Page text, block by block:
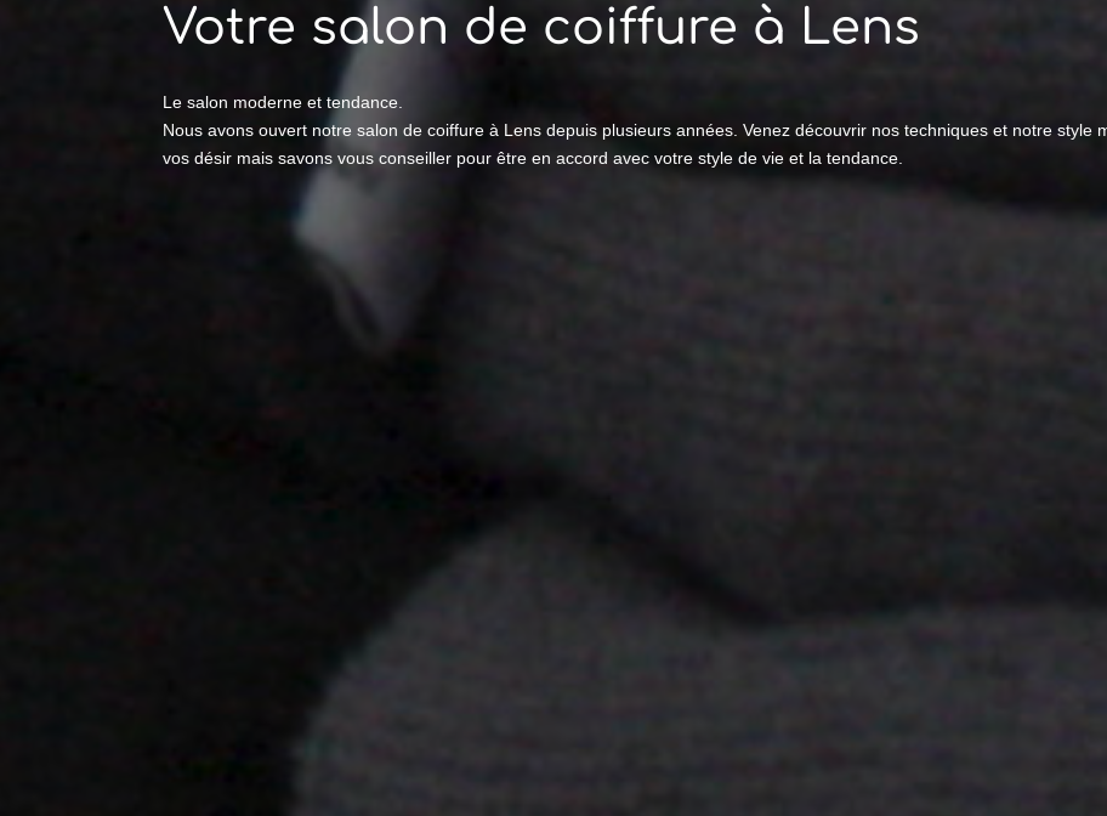
Votre salon de coiffure à Lens
Le salon moderne et tendance.
Nous avons ouvert notre salon de coiffure à Lens depuis plusieurs années. Venez découvrir nos techniques et notre style
vos désir mais savons vous conseiller pour être en accord avec votre style de vie et la tendance.